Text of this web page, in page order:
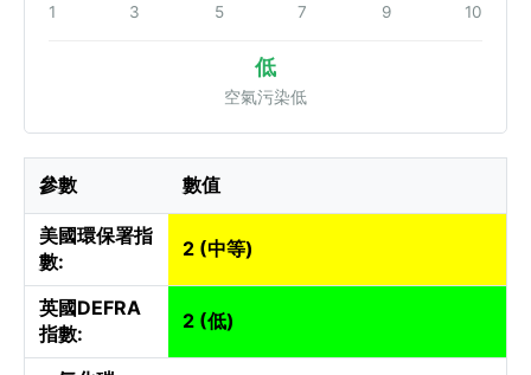
1 3 5 7 9 10
低
空氣污染低
參數 數值
美國環保署指
數:
2 (中等)
英國DEFRA
指數:
2 (低)